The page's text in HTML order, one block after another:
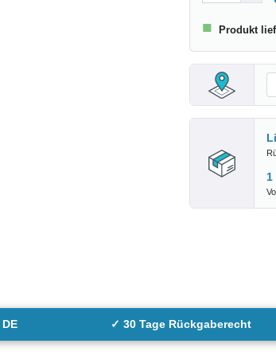
■ Produkt
1
✓ 30 Tage Rückgaberecht